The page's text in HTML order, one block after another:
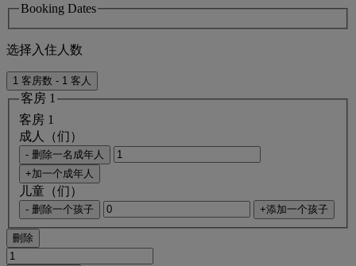
Booking Dates
选择入住人数
1 客房数 - 1 客人
客房 1
客房 1
成人（们）
- 删除一名成年人
+加一个成年人
儿童（们）
- 删除一个孩子 +添加一个孩子
刪除